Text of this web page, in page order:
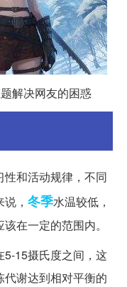
解决网友的困惑
和活动规律，不同
， 冬季水温较低，
在一定的范围内。
15摄氏度之间，这
谢达到相对平衡的